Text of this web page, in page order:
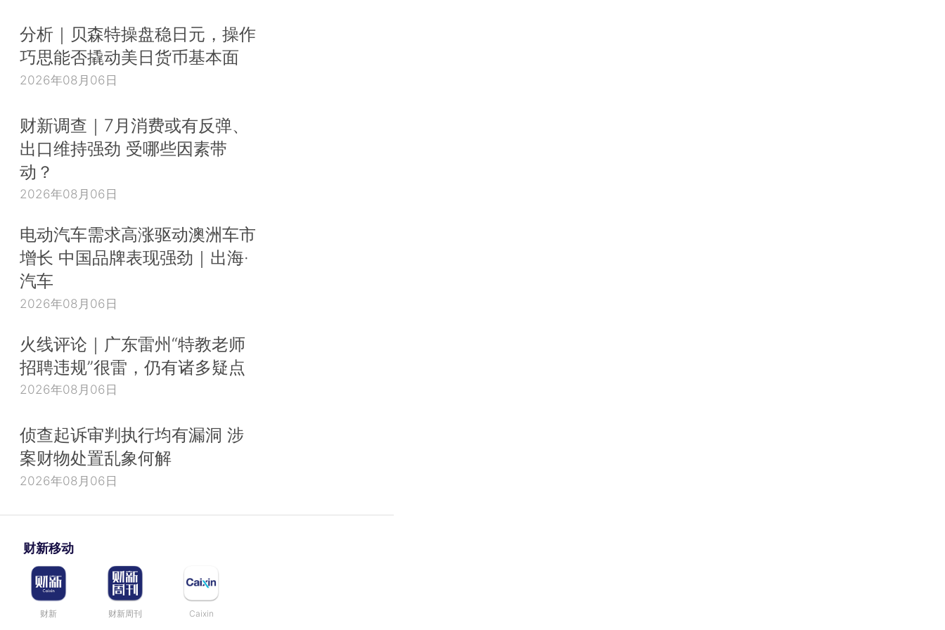
分析｜贝森特操盘稳日元，操作
巧思能否撬动美日货币基本面
2026年08月06日
财新调查｜7月消费或有反弹、
出口维持强劲 受哪些因素带
动？
2026年08月06日
电动汽车需求高涨驱动澳洲车市
增长 中国品牌表现强劲｜出海·
汽车
2026年08月06日
火线评论｜广东雷州“特教老师
招聘违规”很雷，仍有诸多疑点
2026年08月06日
侦查起诉审判执行均有漏洞 涉
案财物处置乱象何解
2026年08月06日
财新移动
财新 财新周刊 Caixin